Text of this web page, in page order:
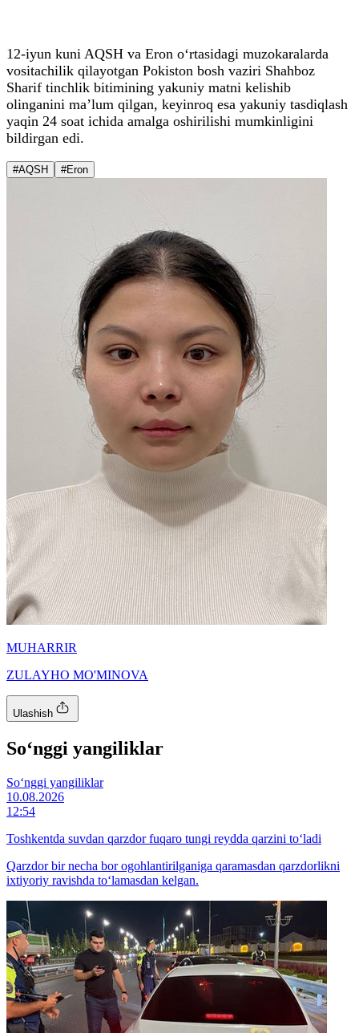
12-iyun kuni AQSH va Eron o‘rtasidagi muzokaralarda
vositachilik qilayotgan Pokiston bosh vaziri Shahboz
Sharif tinchlik bitimining yakuniy matni kelishib
olinganini ma’lum qilgan, keyinroq esa yakuniy tasdiqlash
yaqin 24 soat ichida amalga oshirilishi mumkinligini
bildirgan edi.
#AQSH #Eron
MUHARRIR
ZULAYHO MO'MINOVA
Ulashish
So‘nggi yangiliklar
So‘nggi yangiliklar
10.08.2026
12:54
Toshkentda suvdan qarzdor fuqaro tungi reydda qarzini to‘ladi
Qarzdor bir necha bor ogohlantirilganiga qaramasdan qarzdorlikni
ixtiyoriy ravishda to‘lamasdan kelgan.